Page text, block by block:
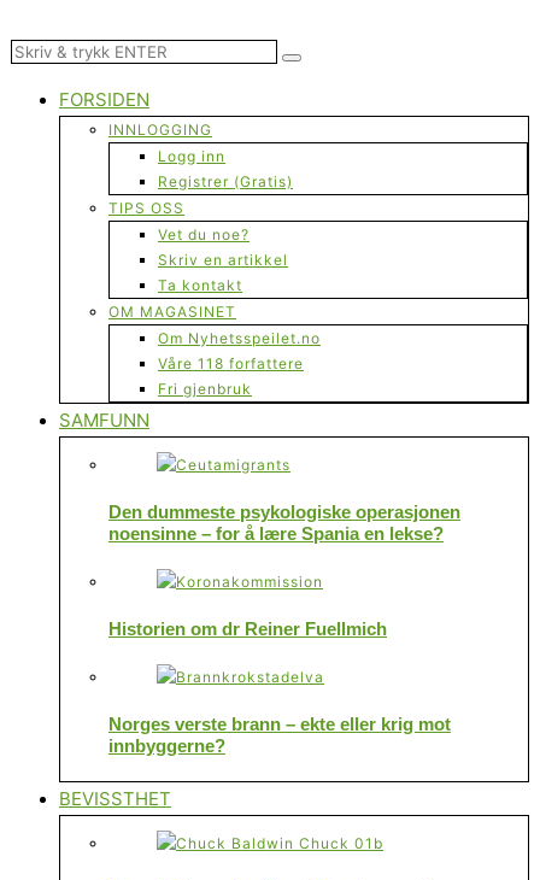
FORSIDEN
INNLOGGING
Logg inn
Registrer (Gratis)
TIPS OSS
Vet du noe?
Skriv en artikkel
Ta kontakt
OM MAGASINET
Om Nyhetsspeilet.no
Våre 118 forfattere
Fri gjenbruk
SAMFUNN
Den dummeste psykologiske operasjonen
noensinne – for å lære Spania en lekse?
Historien om dr Reiner Fuellmich
Norges verste brann – ekte eller krig mot
innbyggerne?
BEVISSTHET